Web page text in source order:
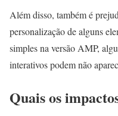
Além disso, também é
personalização de alguns
simples na versão AMP,
interativos podem não
Quais os